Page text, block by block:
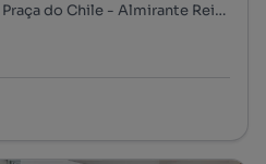
Rua de Arroios, Alameda - Praça do Chile - Almirante Reis, Arroios, Lisboa, Lisboa